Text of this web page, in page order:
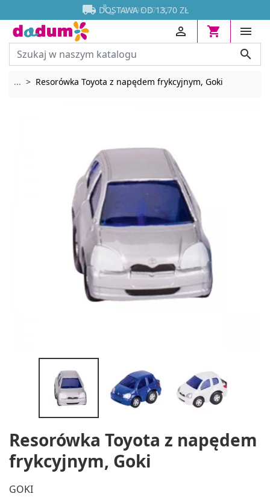
 12 395 37 20
 DOSTAWA OD 13,70 ZŁ






... Rozwiń breadcrumbs
Resorówka Toyota z napędem frykcyjnym, Goki
Resorówka Toyota z napędem
frykcyjnym, Goki
GOKI